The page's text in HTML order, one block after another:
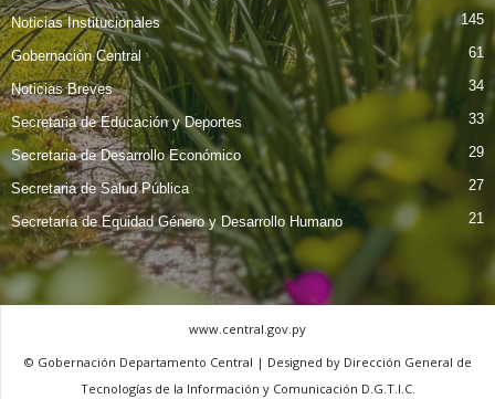
Noticias Institucionales 145
Gobernación Central 61
Noticias Breves 34
Secretaria de Educación y Deportes 33
Secretaria de Desarrollo Económico 29
Secretaria de Salud Pública 27
Secretaría de Equidad Género y Desarrollo Humano 21
www.central.gov.py
© Gobernación Departamento Central | Designed by Dirección General de
Tecnologías de la Información y Comunicación D.G.T.I.C.